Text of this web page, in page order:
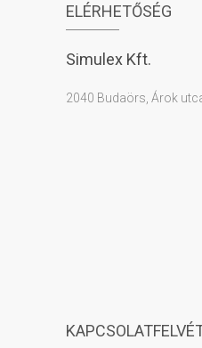
ELÉRHETŐSÉG
Simulex Kft.
2040 Budaörs, Árok